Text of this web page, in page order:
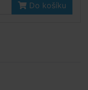
Do košíku